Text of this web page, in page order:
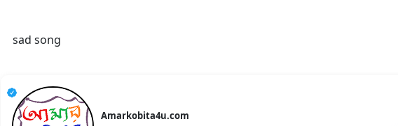
sad song
Amarkobita4u.com